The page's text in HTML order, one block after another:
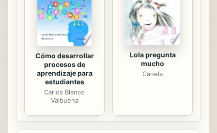
Cómo desarrollar
procesos de
aprendizaje para
estudiantes
Carlos Blanco
Valbuena
Lola pregunta
mucho
Canela